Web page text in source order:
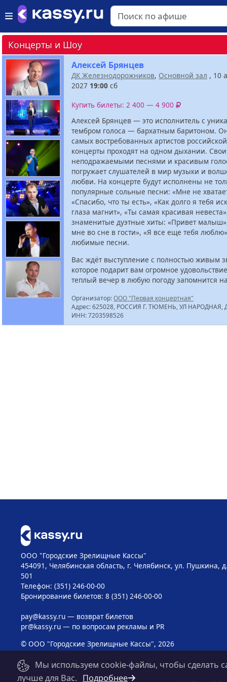
Концерты и Шоу
Алексей Брянцев
ДК Железнодорожников, Основной зал , 10
2027 19:00 сб
Купить билеты: 2 400 — 4 900
Алексей Брянцев — это исполнитель с
тембром голоса — бархатным баритоном.
самых востребованных артистов
концерты проходят на одном дыхании.
неподражаемыми песнями и красивым
погружает слушателей в мир музыки и
любви. На концерте будут исполнены не
популярные сольные песни: «Мне не
«Спасибо, что ты есть», «Как долго я тебя
глаза магнит», «Ты самая красивая
знаменитые дуэтные хиты: «Привет
мне во сне в гости», «Я все еще тебя
любимые песни.
Вас ждёт выступление с полностью живым
которое подарит вам огромное
теплый вечер в любую погоду запомнится
Организатор:ООО "Первая концертная"
Адрес: 625028, РОССИЯ Г. ТЮМЕНЬ, УЛ НАРОДНАЯ,
ИНН: 7203598526
ООО "Городские Зрелищные Кассы"
454091, Челябинская область, г. Челябинск, ул. Пушкина,
501
Телефон: (351) 246-00-00
Бронирование билетов: 8 (351) 246-00-00
pay@kassy.ru— возврат билетов
pr@kassy.ru— по вопросам рекламы и PR
© ООО "Городские Зрелищные Кассы", 2026
Мы используем cookie-файлы, чтобы сделать
лучше для Вас. Подробнее